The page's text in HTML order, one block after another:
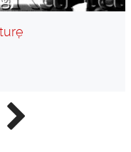
Następne
zdjęcie